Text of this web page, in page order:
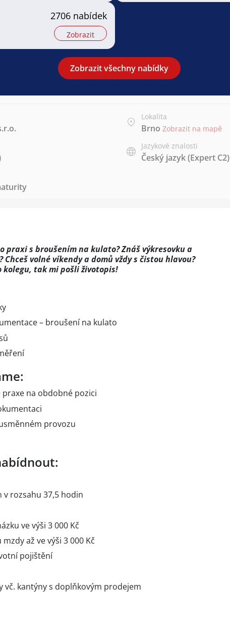
2706 nabídek
Zobrazit
Zobrazit všechny nabídky
Lokalita
Brno Zobrazit na mapě
Jazykové znalosti
Český jazyk(Expert C2)
praxi s broušením na kulato? Znáš výkresovku a
Chceš volné víkendy a domů vždy s čistou hlavou?
kolegu, tak mi pošli životopis!
– broušení na kulato
na obdobné pozici
provozu
rozsahu 37,5 hodin
ve výši 3 000 Kč
až ve výši 3 000 Kč
pojištění
vč. kantýny s doplňkovým prodejem